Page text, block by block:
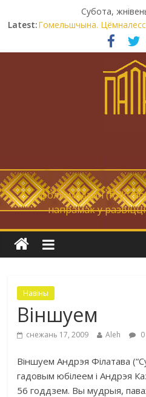
Субота,
Latest:Гомельшчына.
Нічога не дарэмна.
беларуская палітычная
Запрашаем у
… фолк-мадэрн (folk-
напрамак у
Навіны
Віншуем
снежань 17, 2009 Aleh
Віншуем Андрэя Філатава
гадовым юбілеем і Андрэя
56 годдзем. Вы мудрыя,